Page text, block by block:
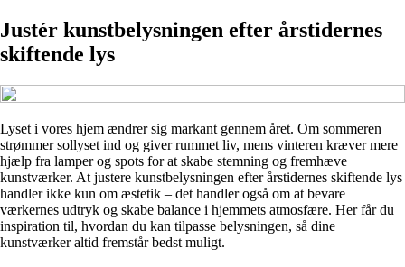
Justér kunstbelysningen efter årstidernes
skiftende lys
Lyset i vores hjem ændrer sig markant gennem året. Om sommeren
strømmer sollyset ind og giver rummet liv, mens vinteren kræver mere
hjælp fra lamper og spots for at skabe stemning og fremhæve
kunstværker. At justere kunstbelysningen efter årstidernes skiftende lys
handler ikke kun om æstetik – det handler også om at bevare
værkernes udtryk og skabe balance i hjemmets atmosfære. Her får du
inspiration til, hvordan du kan tilpasse belysningen, så dine
kunstværker altid fremstår bedst muligt.